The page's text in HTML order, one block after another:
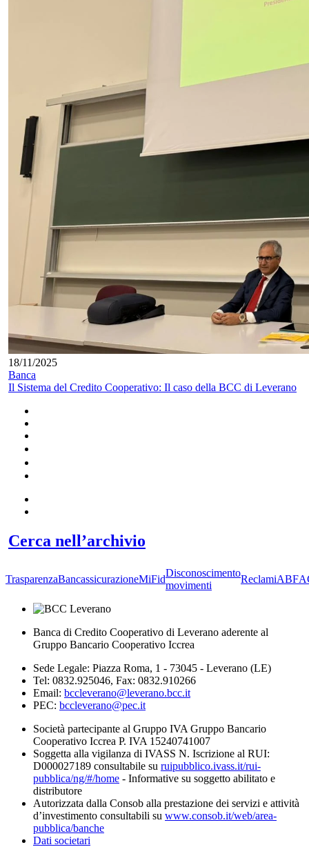
18/11/2025
Banca
Il Sistema del Credito Cooperativo: Il caso della BCC di Leverano
Cerca nell’archivio
TrasparenzaBancassicurazioneMiFid
Disconoscimento
movimenti
ReclamiABF
Banca di Credito Cooperativo di Leverano aderente al
Gruppo Bancario Cooperativo Iccrea
Sede Legale: Piazza Roma, 1 - 73045 - Leverano (LE)
Tel: 0832.925046, Fax: 0832.910266
Email: bccleverano@leverano.bcc.it
PEC: bccleverano@pec.it
Società partecipante al Gruppo IVA Gruppo Bancario
Cooperativo Iccrea P. IVA 15240741007
Soggetta alla vigilanza di IVASS N. Iscrizione al RUI:
D000027189 consultabile su ruipubblico.ivass.it/rui-
pubblica/ng/#/home - Informative su soggetto abilitato e
distributore
Autorizzata dalla Consob alla prestazione dei servizi e attività
d’investimento consultabili su www.consob.it/web/area-
pubblica/banche
Dati societari